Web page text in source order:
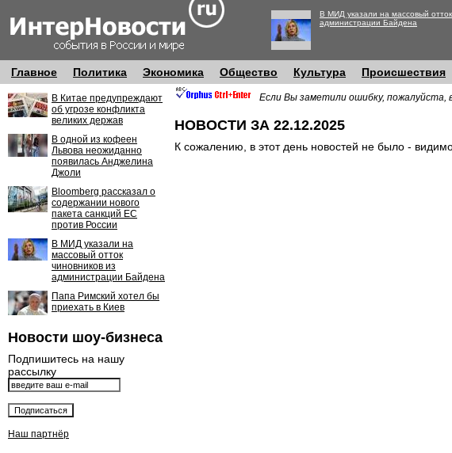
В МИД указали на массовый отток
администрации Байдена
Главное Политика Экономика Общество Культура Происшествия
В Китае предупреждают
об угрозе конфликта
великих держав
В одной из кофеен
Львова неожиданно
появилась Анджелина
Джоли
Bloomberg рассказал о
содержании нового
пакета санкций ЕС
против России
В МИД указали на
массовый отток
чиновников из
администрации Байдена
Папа Римский хотел бы
приехать в Киев
Новости шоу-бизнеса
Подпишитесь на нашу
рассылку
Наш партнёр
Если Вы заметили ошибку,
НОВОСТИ ЗА 22.12.2025
К сожалению, в этот день новостей не было -